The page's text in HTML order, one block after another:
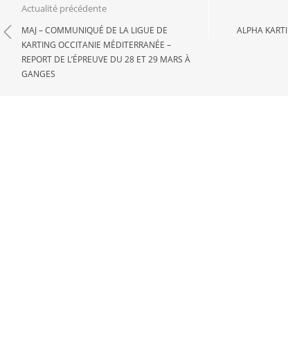
Navigation
de
l’article
Actualité précédente
MAJ – COMMUNIQUÉ DE LA LIGUE DE
KARTING OCCITANIE MÉDITERRANÉE –
REPORT DE L’ÉPREUVE DU 28 ET 29 MARS À
GANGES
ALPHA